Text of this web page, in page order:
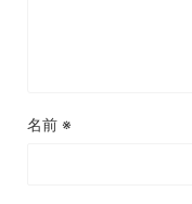
名前 ※